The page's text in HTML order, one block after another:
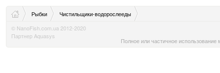
Рыбки
Чистильщики-водорослееды
© NanoFish.com.ua 2012-2020
Партнер Aquasys
Полное или частичное